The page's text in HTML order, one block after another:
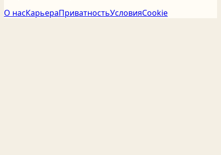
О насКарьераПриватностьУсловияCookie